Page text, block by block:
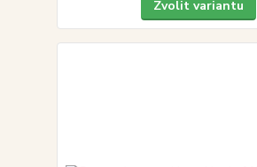
Zvolit variantu